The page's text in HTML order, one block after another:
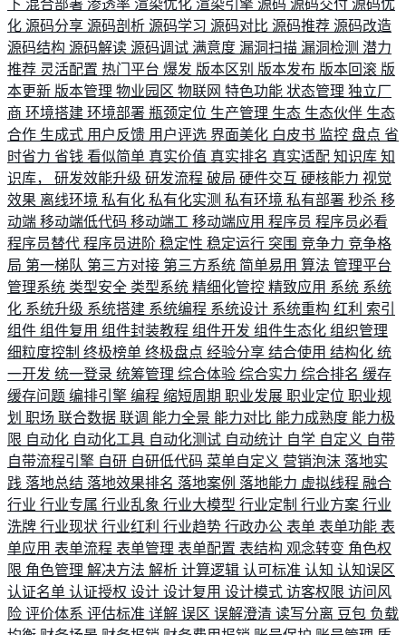
下 混合部署 渗透率 渲染优化 渲染引擎 源码 源码交付 源码优
化 源码分享 源码剖析 源码学习 源码对比 源码推荐 源码改造
源码结构 源码解读 源码调试 满意度 漏洞扫描 漏洞检测 潜力
推荐 灵活配置 热门平台 爆发 版本区别 版本发布 版本回滚 版
本更新 版本管理 物业园区 物联网 特色功能 状态管理 独立厂
商 环境搭建 环境部署 瓶颈定位 生产管理 生态 生态伙伴 生态
合作 生成式 用户反馈 用户评选 界面美化 白皮书 监控 盘点 省
时省力 省钱 看似简单 真实价值 真实排名 真实适配 知识库 知
识库， 研发效能升级 研发流程 破局 硬件交互 硬核能力 视觉
效果 离线环境 私有化 私有化实测 私有环境 私有部署 秒杀 移
动端 移动端低代码 移动端工 移动端应用 程序员 程序员必看
程序员替代 程序员进阶 稳定性 稳定运行 突围 竞争力 竞争格
局 第一梯队 第三方对接 第三方系统 简单易用 算法 管理平台
管理系统 类型安全 类型系统 精细化管控 精致应用 系统 系统
化 系统升级 系统搭建 系统编程 系统设计 系统重构 红利 索引
组件 组件复用 组件封装教程 组件开发 组件生态化 组织管理
细粒度控制 终极榜单 终极盘点 经验分享 结合使用 结构化 统
一开发 统一登录 统筹管理 综合体验 综合实力 综合排名 缓存
缓存问题 编排引擎 编程 缩短周期 职业发展 职业定位 职业规
划 职场 联合数据 联调 能力全景 能力对比 能力成熟度 能力极
限 自动化 自动化工具 自动化测试 自动统计 自学 自定义 自带
自带流程引擎 自研 自研低代码 菜单自定义 营销泡沫 落地实
践 落地总结 落地效果排名 落地案例 落地能力 虚拟线程 融合
行业 行业专属 行业乱象 行业大模型 行业定制 行业方案 行业
洗牌 行业现状 行业红利 行业趋势 行政办公 表单 表单功能 表
单应用 表单流程 表单管理 表单配置 表结构 观念转变 角色权
限 角色管理 解决方法 解析 计算逻辑 认可标准 认知 认知误区
认证名单 认证授权 设计 设计复用 设计模式 访客权限 访问风
险 评价体系 评估标准 详解 误区 误解澄清 读写分离 豆包 负载